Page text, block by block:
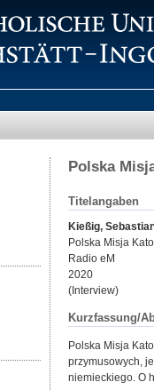
Polska
Titelangaben
Kießig,
Polska Misja
Radio eM
2020
(Interview)
Kurzfassung/
Polska Misja
przymusowych,
niemieckiego. O